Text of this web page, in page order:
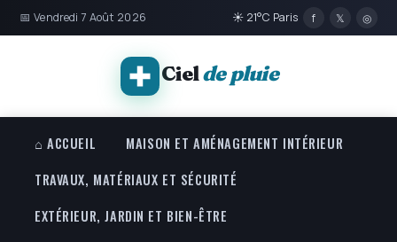
📅 Vendredi 7 Août 2026 ☀ 21°C Paris f 𝕏 ◎
Cielde pluie
⌂ ACCUEIL
MAISON ET AMÉNAGEMENT INTÉRIEUR
TRAVAUX, MATÉRIAUX ET SÉCURITÉ
EXTÉRIEUR, JARDIN ET BIEN-ÊTRE